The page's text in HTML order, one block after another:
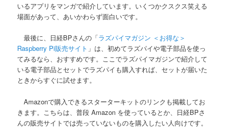
いるアプリをマンガで紹介しています。いくつかクスクス笑える
場面があって、あいかわらず面白いです。
最後に、日経BPさんの「ラズパイマガジン ＜お得な＞
Raspberry Pi販売サイト 」は、初めてラズパイや電子部品を使っ
てみるなら、おすすめです。ここでラズパイマガジンで紹介して
いる電子部品とセットでラズパイも購入すれば、セットが届いた
ときからすぐに試せます。
Amazonで購入できるスターターキットのリンクも掲載してお
きます。こちらは、普段 Amazon を使っているとか、日経BPさ
んの販売サイトでは売っていないものを購入したい人向けです。